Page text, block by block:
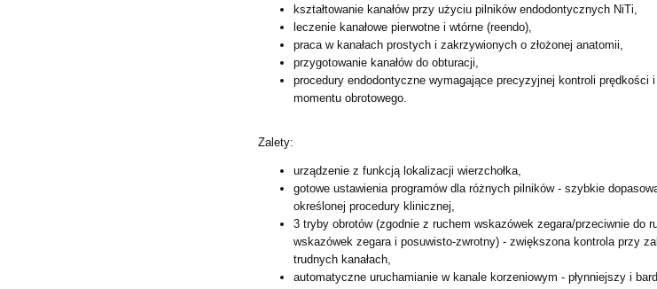
kształtowanie kanałów przy użyciu pilników endodontycznych NiTi,
leczenie kanałowe pierwotne i wtórne (reendo),
praca w kanałach prostych i zakrzywionych o złożonej anatomii,
przygotowanie kanałów do obturacji,
procedury endodontyczne wymagające precyzyjnej kontroli prędkości i
momentuobrotowego.
Zalety:
urządzenie z funkcją lokalizacji wierzchołka,
gotowe ustawienia programów dla różnych pilników - szybkie
określonej procedury klinicznej,
3 tryby obrotów (zgodnie z ruchem wskazówek zegara/przeciwnie do
wskazówekzegara i posuwisto-zwrotny) - zwiększona kontrola przy
trudnych kanałach,
automatyczne uruchamianie w kanale korzeniowym - płynniejszy i